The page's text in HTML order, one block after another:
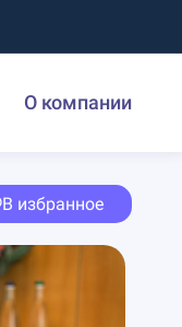
О компании
В избранное